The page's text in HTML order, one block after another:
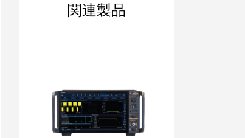
関連製品